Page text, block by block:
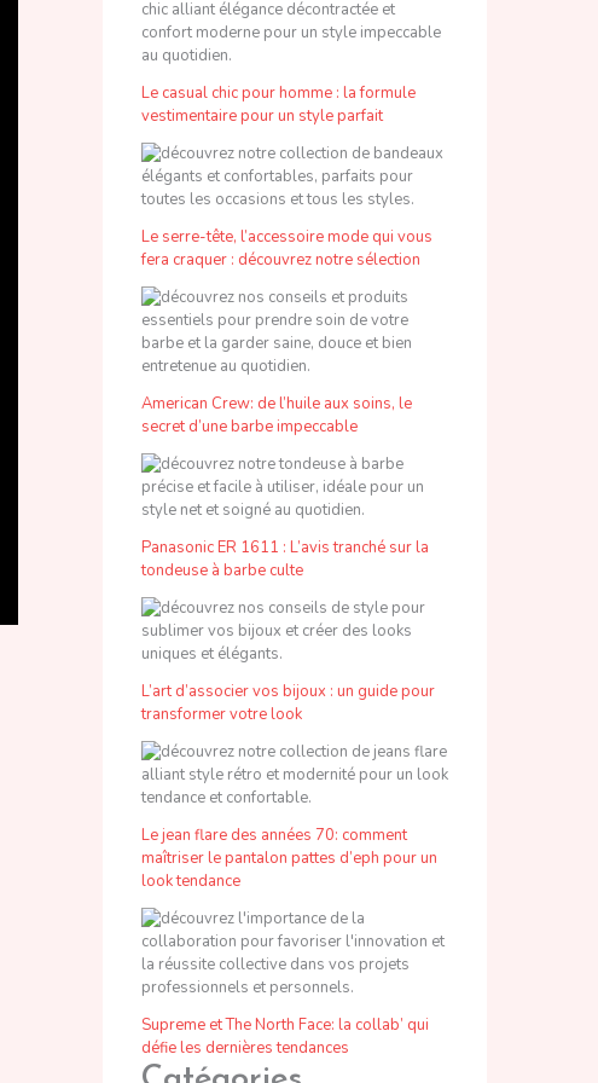
Le casual chic pour homme : la formule
vestimentaire pour un style parfait
Le serre-tête, l’accessoire mode qui vous
fera craquer : découvrez notre sélection
American Crew: de l’huile aux soins, le
secret d’une barbe impeccable
Panasonic ER 1611 : L’avis tranché sur la
tondeuse à barbe culte
L’art d’associer vos bijoux : un guide pour
transformer votre look
Le jean flare des années 70: comment
maîtriser le pantalon pattes d’eph pour un
look tendance
Supreme et The North Face: la collab’ qui
défie les dernières tendances